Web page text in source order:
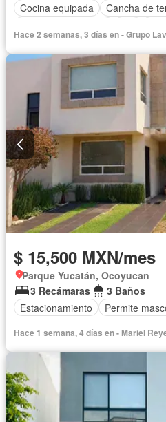
Cocina equipada
Cancha de
Sala polivalente
Zona infantil
Permite mascotas
Permite
Sin amueblar
Hace 2 semanas, 3 días en - Grupo
$ 15,500 MXN/mes
Parque Yucatán, Ocoyucan
3 Recámaras
3 Baños
Estacionamiento
Permite
Hace 1 semana, 4 días en - Mariel